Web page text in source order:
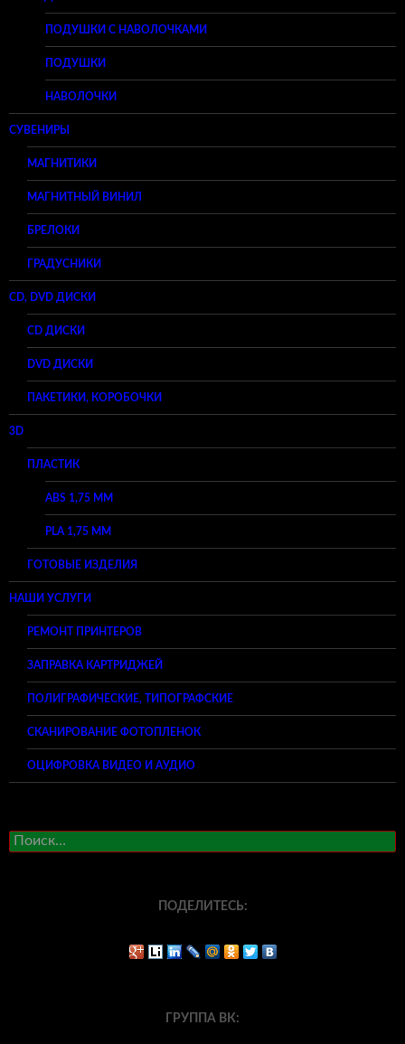
ПОДУШКИ С НАВОЛОЧКАМИ
ПОДУШКИ
НАВОЛОЧКИ
СУВЕНИРЫ
МАГНИТИКИ
МАГНИТНЫЙ ВИНИЛ
БРЕЛОКИ
ГРАДУСНИКИ
CD, DVD ДИСКИ
CD ДИСКИ
DVD ДИСКИ
ПАКЕТИКИ, КОРОБОЧКИ
3D
ПЛАСТИК
ABS 1,75 ММ
PLA 1,75 ММ
ГОТОВЫЕ ИЗДЕЛИЯ
НАШИ УСЛУГИ
РЕМОНТ ПРИНТЕРОВ
ЗАПРАВКА КАРТРИДЖЕЙ
ПОЛИГРАФИЧЕСКИЕ, ТИПОГРАФСКИЕ
СКАНИРОВАНИЕ ФОТОПЛЕНОК
ОЦИФРОВКА ВИДЕО И АУДИО
Найти:
ПОДЕЛИТЕСЬ:
ГРУППА ВК: